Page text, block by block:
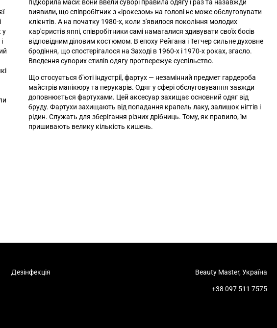
у
підкорила маси: вони ввели суворі правила одягу і раз та назавжди
виявили, що співробітник з «ірокезом» на голові не може обслуговувати
клієнтів. А на початку 1980-х, коли з'явилося покоління молодих
кар'єристів яппі, співробітники самі намагалися здивувати своїх босів
відповідним діловим костюмом. В епоху Рейгана і Тетчер сильне духовне
бродіння, що спостерігалося на Заході в 1960-х і 1970-х роках, згасло.
Введення суворих стилів одягу протвережує суспільство.
Що стосується б'юті індустрії, фартух — незамінний предмет гардероба
майстрів манікюру та перукарів. Одяг у сфері обслуговування завжди
доповнюється фартухами. Цей аксесуар захищає основний одяг від
бруду. Фартухи захищають від попадання крапель лаку, залишок нігтів і
рідин. Служать для зберігання різних дрібниць. Тому, як правило, їм
пришивають велику кількість кишень.
Дезінфекція Beauty Master, Україна
+38 097 511 7575